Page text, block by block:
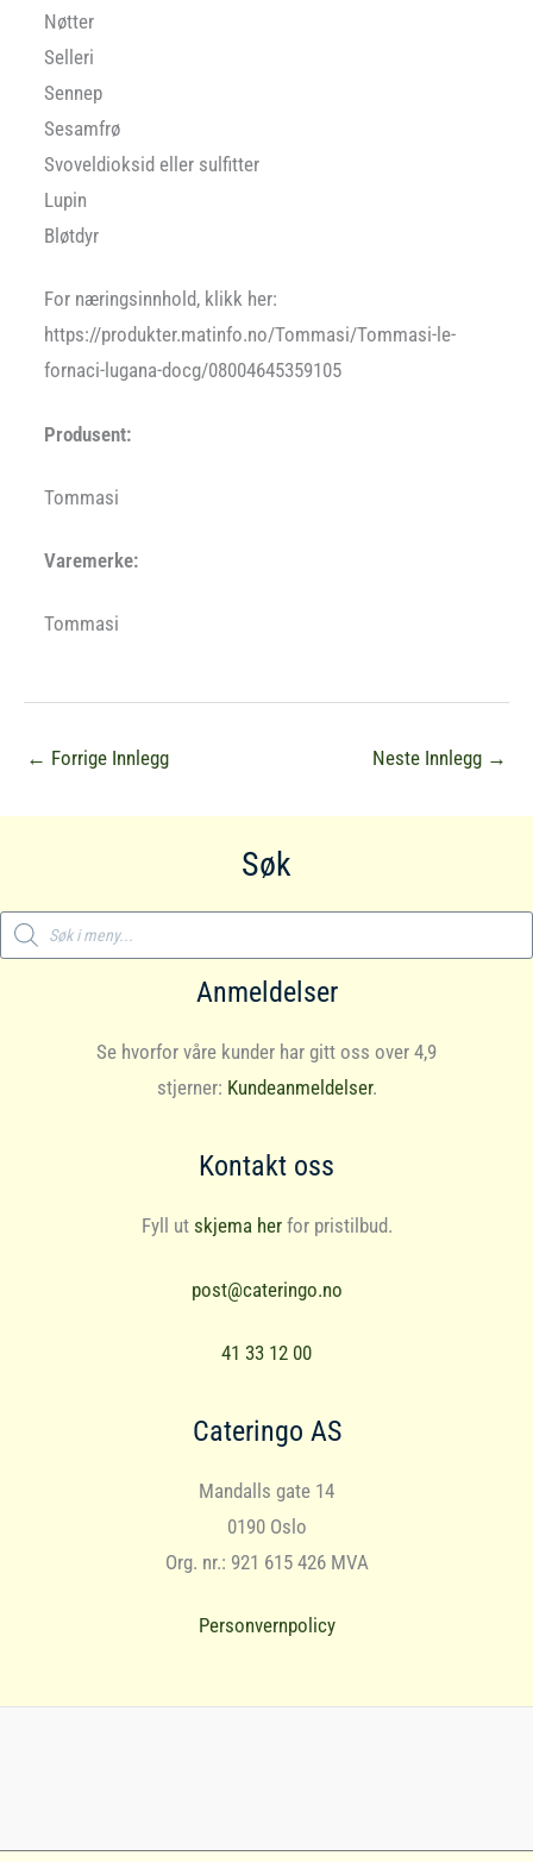
Nøtter
Selleri
Sennep
Sesamfrø
Svoveldioksid eller sulfitter
Lupin
Bløtdyr
For næringsinnhold, klikk her:
https://produkter.matinfo.no/Tommasi/Tommasi-le-
fornaci-lugana-docg/08004645359105
Produsent:
Tommasi
Varemerke:
Tommasi
← Forrige Innlegg Neste Innlegg →
Søk
Products
search
Anmeldelser
Se hvorfor våre kunder har gitt oss over 4,9
stjerner: Kundeanmeldelser.
Kontakt oss
Fyll ut skjema herfor pristilbud.
post@cateringo.no
41 33 12 00
Cateringo AS
Mandalls gate 14
0190 Oslo
Org. nr.: 921 615 426 MVA
Personvernpolicy